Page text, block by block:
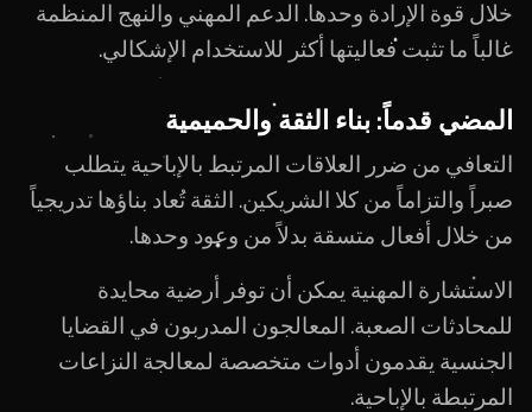
خلال قوة الإرادة وحدها. الدعم المهني والنهج المنظمة
غالباً ما تثبت فعاليتها أكثر للاستخدام الإشكالي.
المضي قدماً: بناء الثقة والحميمية
التعافي من ضرر العلاقات المرتبط بالإباحية يتطلب
صبراً والتزاماً من كلا الشريكين. الثقة تُعاد بناؤها تدريجياً
من خلال أفعال متسقة بدلاً من وعود وحدها.
الاستشارة المهنية يمكن أن توفر أرضية محايدة
للمحادثات الصعبة. المعالجون المدربون في القضايا
الجنسية يقدمون أدوات متخصصة لمعالجة النزاعات
المرتبطة بالإباحية.